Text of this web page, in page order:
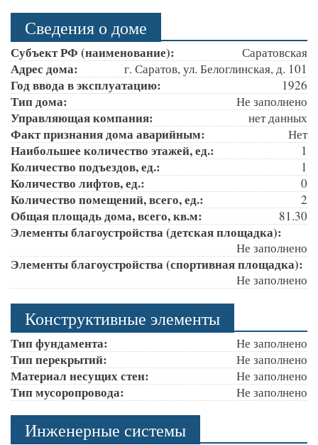
Сведения о доме
Субъект РФ (наименование): Саратовская
Адрес дома: г. Саратов, ул. Белоглинская, д. 101
Год ввода в эксплуатацию: 1926
Тип дома: Не заполнено
Управляющая компания: нет данных
Факт признания дома аварийным: Нет
Наибольшее количество этажей, ед.: 1
Количество подъездов, ед.: 1
Количество лифтов, ед.: 0
Количество помещений, всего, ед.: 2
Общая площадь дома, всего, кв.м: 81.30
Элементы благоустройства (детская площадка):
Не заполнено
Элементы благоустройства (спортивная площадка):
Не заполнено
Конструктивные элементы
Тип фундамента: Не заполнено
Тип перекрытий: Не заполнено
Материал несущих стен: Не заполнено
Тип мусоропровода: Не заполнено
Инженерные системы